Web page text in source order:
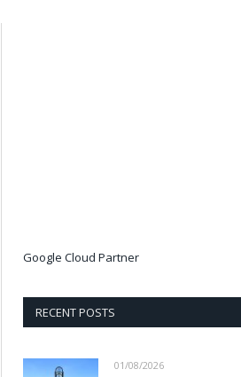
Google Cloud Partner
RECENT POSTS
01/08/2026